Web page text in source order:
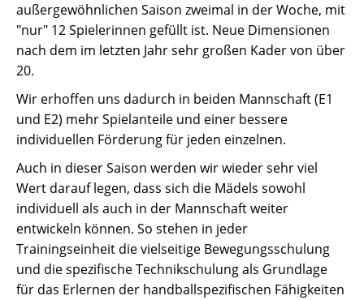
außergewöhnlichen Saison zweimal in der Woche, mit
"nur" 12 Spielerinnen gefüllt ist. Neue Dimensionen
nach dem im letzten Jahr sehr großen Kader von über
20.
Wir erhoffen uns dadurch in beiden Mannschaft (E1
und E2) mehr Spielanteile und einer bessere
individuellen Förderung für jeden einzelnen.
Auch in dieser Saison werden wir wieder sehr viel
Wert darauf legen, dass sich die Mädels sowohl
individuell als auch in der Mannschaft weiter
entwickeln können. So stehen in jeder
Trainingseinheit die vielseitige Bewegungsschulung
und die spezifische Technikschulung als Grundlage
für das Erlernen der handballspezifischen Fähigkeiten